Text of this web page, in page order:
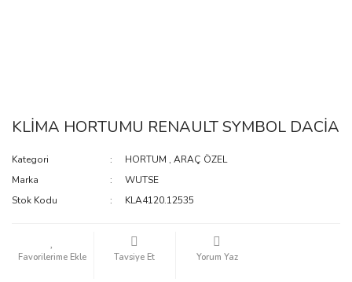
KLİMA HORTUMU RENAULT SYMBOL DACİA
Kategori HORTUM ,ARAÇ ÖZEL
Marka
WUTSE
Stok Kodu
KLA4120.12535
Tavsiye Et Yorum Yaz